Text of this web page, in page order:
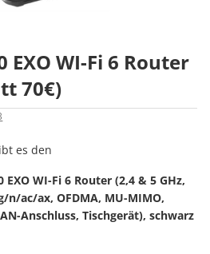
EXO WI-Fi 6 Router
70€)
es den
EXO WI-Fi 6 Router (2,4 & 5 GHz,
n/ac/ax, OFDMA, MU-MIMO,
Anschluss, Tischgerät), schwarz